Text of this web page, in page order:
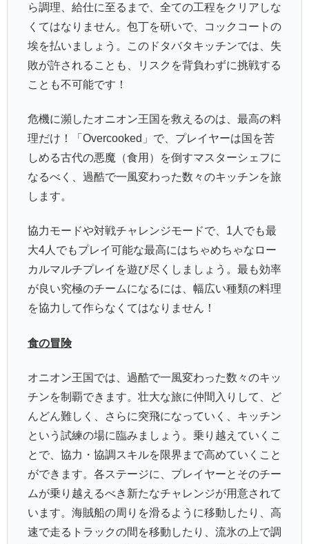
ら調理、給仕に至るまで、全ての工程をクリアしな
くてはなりません。包丁を研いで、コックコートの
埃を払いましょう。このドタバタキッチンでは、失
敗が許されることも、リスクを背負わずに挑戦する
ことも不可能です！
危機に瀕したオニオン王国を救えるのは、最高の料
理だけ！「Overcooked」で、プレイヤーは国を苦
しめる古代の悪魔（食用）を倒すマスターシェフに
なるべく、過酷で一風変わった数々のキッチンを旅
します。
協力モードや対戦チャレンジモードで、1人でも最
大4人でもプレイ可能な最高にはちゃめちゃなロー
カルマルチプレイを遊び尽くしましょう。最も効率
が良い究極のチームになるには、幅広い種類の料理
を協力して作らなくてはなりません！
食の冒険
オニオン王国では、過酷で一風変わった数々のキッ
チンを制覇できます。壮大な旅に仲間入りして、ど
んどん難しく、さらに突飛になっていく、キッチン
という試練の場に臨みましょう。乗り越えていくこ
とで、協力・協調スキルを限界まで高めていくこと
ができます。各ステージに、プレイヤーとそのチー
ムが乗り越えるべき新たなチャレンジが用意されて
います。海賊船の周りを滑るように移動したり、高
速で走るトラックの間を移動したり、流氷の上で調